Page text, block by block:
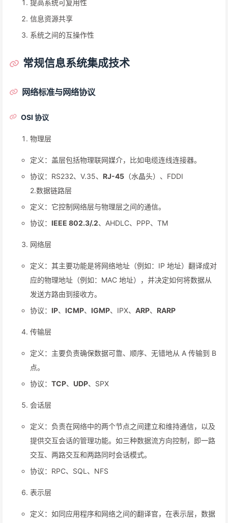
提高系统可复用性
信息资源共享
系统之间的互操作性
常规信息系统集成技术
网络标准与网络协议
OSI 协议
物理层
定义：盖层包括物理联网媒介，比如电缆连线连接器。
协议：RS232、V.35、 RJ-45 （水晶头）、FDDI
2.数据链路层
定义：它控制网络层与物理层之间的通信。
协议： IEEE 802.3/.2、AHDLC、PPP、TM
网络层
定义：其主要功能是将网络地址（例如：IP 地址）翻译成对
应的物理地址（例如：MAC 地址），并决定如何将数据从
发送方路由到接收方。
协议： IP、 ICMP、 IGMP、IPX、 ARP、 RARP
传输层
定义：主要负责确保数据可靠、顺序、无错地从 A 传输到 B
点。
协议： TCP、 UDP、SPX
会话层
定义：负责在网络中的两个节点之间建立和维持通信，以及
提供交互会话的管理功能。如三种数据流方向控制，即一路
交互、两路交互和两路同时会话模式。
协议：RPC、SQL、NFS
表示层
定义：如同应用程序和网络之间的翻译官，在表示层，数据